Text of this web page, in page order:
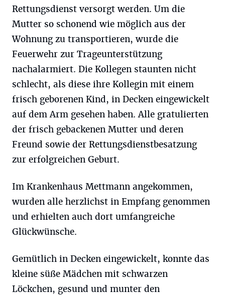
Rettungsdienst versorgt werden. Um die
Mutter so schonend wie möglich aus der
Wohnung zu transportieren, wurde die
Feuerwehr zur Trageunterstützung
nachalarmiert. Die Kollegen staunten nicht
schlecht, als diese ihre Kollegin mit einem
frisch geborenen Kind, in Decken eingewickelt
auf dem Arm gesehen haben. Alle gratulierten
der frisch gebackenen Mutter und deren
Freund sowie der Rettungsdienstbesatzung
zur erfolgreichen Geburt.
Im Krankenhaus Mettmann angekommen,
wurden alle herzlichst in Empfang genommen
und erhielten auch dort umfangreiche
Glückwünsche.
Gemütlich in Decken eingewickelt, konnte das
kleine süße Mädchen mit schwarzen
Löckchen, gesund und munter den